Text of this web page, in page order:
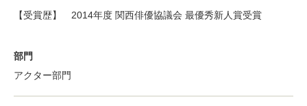
【受賞歴】 2014年度 関西俳優協議会 最優秀新人賞受賞
部門
アクター部門